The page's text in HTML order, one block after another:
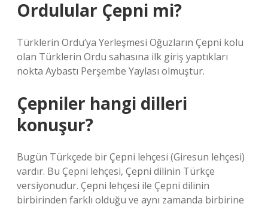
Ordulular Çepni mi?
Türklerin Ordu’ya Yerleşmesi Oğuzların Çepni kolu
olan Türklerin Ordu sahasına ilk giriş yaptıkları
nokta Aybastı Perşembe Yaylası olmuştur.
Çepniler hangi dilleri
konuşur?
Bugün Türkçede bir Çepni lehçesi (Giresun lehçesi)
vardır. Bu Çepni lehçesi, Çepni dilinin Türkçe
versiyonudur. Çepni lehçesi ile Çepni dilinin
birbirinden farklı olduğu ve aynı zamanda birbirine